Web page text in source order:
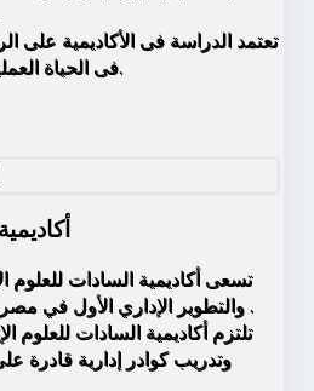
فى الحياة العملية والمشاركة الفعلية للطلبة.
تسعى أكاديمية السادات للعلوم
والتطوير الإداري الأول في مصر والعالم العربي بحلول 2030 .
تلتزم أكاديمية السادات للعلوم
وتدريب كوادر إدارية قادرة